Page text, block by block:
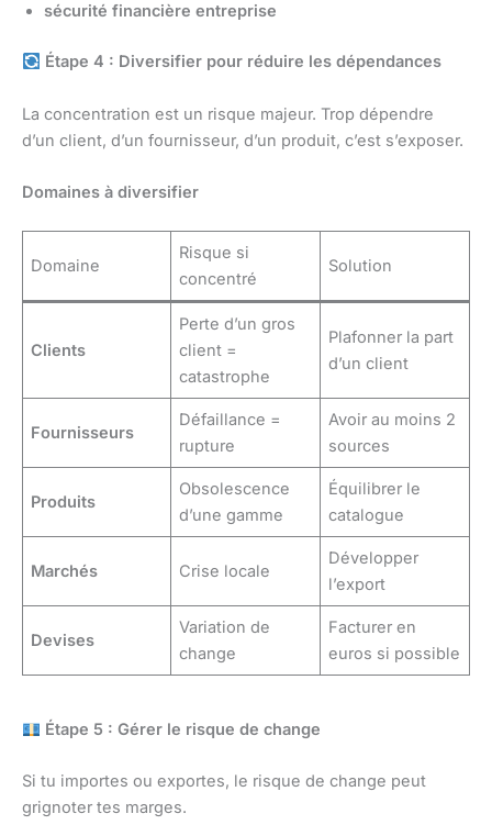
sécurité financière entreprise
Étape 4 : Diversifier pour réduire les dépendances
La concentration est un risque majeur. Trop dépendre
d’un client, d’un fournisseur, d’un produit, c’est s’exposer.
Domaines à diversifier
Domaine
Risque si
concentré
Solution
Clients
Perte d’un gros
client =
catastrophe
Plafonner la part
d’un client
Fournisseurs
Défaillance =
rupture
Avoir au moins 2
sources
Produits
Obsolescence
d’une gamme
Équilibrer le
catalogue
Marchés Crise locale
Développer
l’export
Devises
Variation de
change
Facturer en
euros si possible
Étape 5 : Gérer le risque de change
Si tu importes ou exportes, le risque de change peut
grignoter tes marges.